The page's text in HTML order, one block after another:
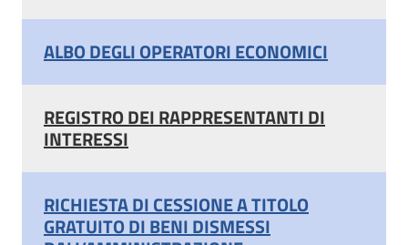
ALBO DEGLI OPERATORI ECONOMICI
REGISTRO DEI RAPPRESENTANTI DI
INTERESSI
RICHIESTA DI CESSIONE A TITOLO
GRATUITO DI BENI DISMESSI